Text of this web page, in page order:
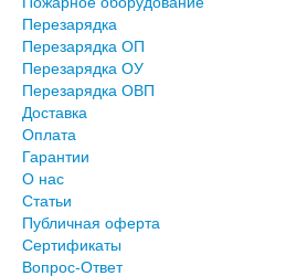
Перезарядка
Перезарядка ОП
Перезарядка ОУ
Перезарядка ОВП
Доставка
Оплата
Гарантии
О нас
Статьи
Публичная оферта
Сертификаты
Вопрос-Ответ